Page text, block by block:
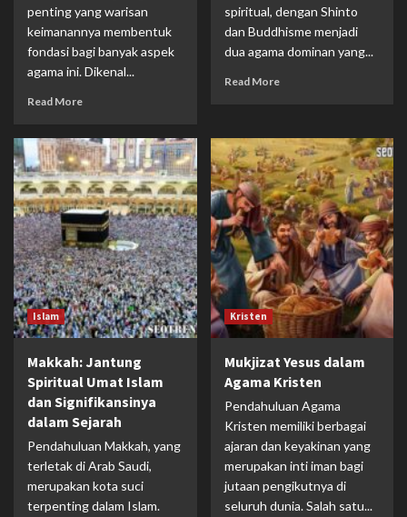
penting yang warisan
keimanannya membentuk
fondasi bagi banyak aspek
agama ini. Dikenal...
Read More
spiritual, dengan Shinto
dan Buddhisme menjadi
dua agama dominan yang...
Read More
Islam
Makkah: Jantung
Spiritual Umat Islam
dan Signifikansinya
dalam Sejarah
Pendahuluan Makkah, yang
terletak di Arab Saudi,
merupakan kota suci
terpenting dalam Islam.
Kristen
Mukjizat Yesus dalam
Agama Kristen
Pendahuluan Agama
Kristen memiliki berbagai
ajaran dan keyakinan yang
merupakan inti iman bagi
jutaan pengikutnya di
seluruh dunia. Salah satu...